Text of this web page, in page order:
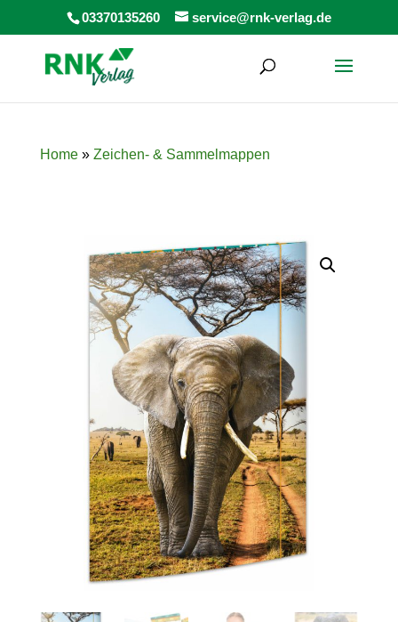
03370135260 service@rnk-verlag.de
Home» Zeichen- & Sammelmappen